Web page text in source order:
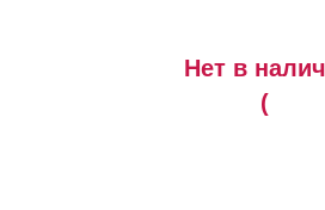
Нет в
(